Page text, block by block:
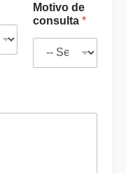
Motivo de
consulta *